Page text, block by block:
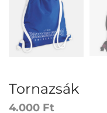
Tornazsák
4.000 Ft